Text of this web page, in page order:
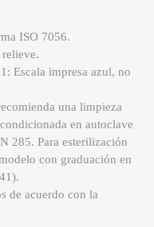
ISO 7056.
Escala impresa azul, no
una limpieza
en autoclave
285. Para esterilización
con graduación en
de acuerdo con la